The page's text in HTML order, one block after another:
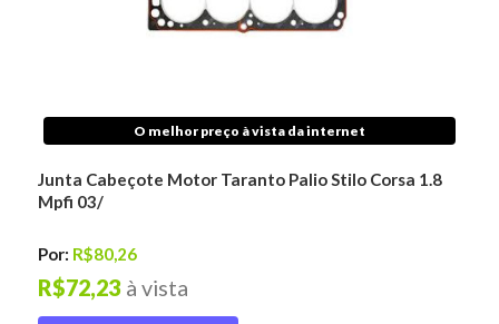
O melhor preço à vista da internet
Junta Cabeçote Motor Taranto Palio Stilo Corsa 1.8
Mpfi 03/
Por: R$80,26
à vista
R$72,23